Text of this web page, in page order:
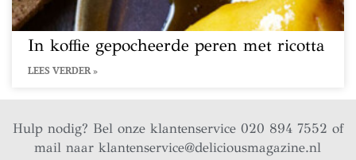
In koffie gepocheerde peren met ricotta
LEES VERDER »
Hulp nodig? Bel onze klantenservice 020 894 7552 of
mail naarklantenservice@deliciousmagazine.nl